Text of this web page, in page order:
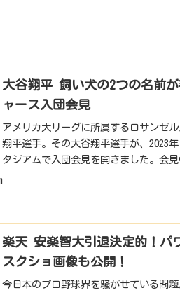
大谷翔平 飼い犬の2つの名前
ャース入団会見
アメリカ大リーグに所属するロサンゼ
翔平選手。その大谷翔平選手が、2023
タジアムで入団会見を開きました。会
んとペットで...
楽天 安楽智大引退決定的！パ
スクショ画像も公開！
今日本のプロ野球界を騒がせている問題